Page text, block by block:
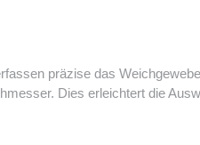
präzise das
Dies erleichtert die